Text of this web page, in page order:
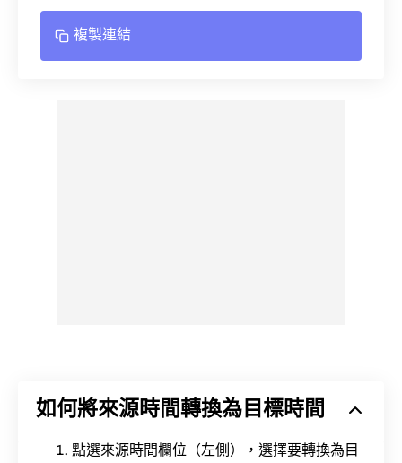
複製連結
如何將來源時間轉換為目標時間
點選來源時間欄位（左側），選擇要轉換為目